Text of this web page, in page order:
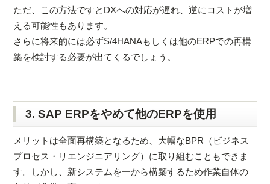
ただ、この方法ですとDXへの対応が遅れ、逆にコストが増
える可能性もあります。
さらに将来的には必ずS/4HANAもしくは他のERPでの再構
築を検討する必要が出てくるでしょう。
3. SAP ERPをやめて他のERPを使用
メリットは全面再構築となるため、大幅なBPR（ビジネス
プロセス・リエンジニアリング）に取り組むこともできま
す。しかし、新システムを一から構築するため作業自体の